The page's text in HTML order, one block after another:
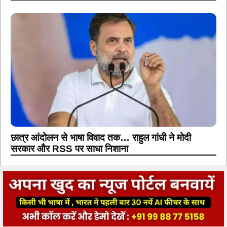
छात्र आंदोलन से भाषा विवाद तक… राहुल गांधी ने मोदी
सरकार और RSS पर साधा निशाना